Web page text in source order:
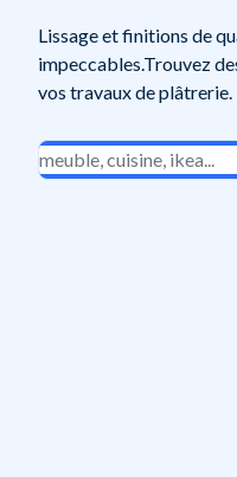
Lissage et finitions de
impeccables.Trouvez
vos travaux de plâtrerie.